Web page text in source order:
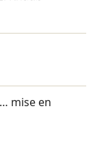
… mise en